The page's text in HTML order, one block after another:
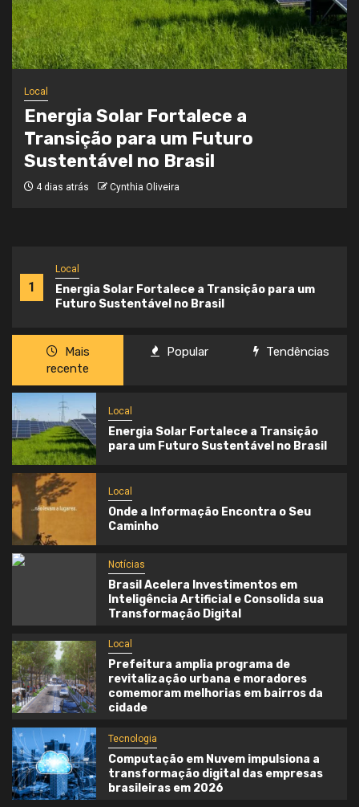
1
Local
Energia Solar Fortalece a Transição para um
Futuro Sustentável no Brasil
Local
Onde a Informação Encontra o Seu
Caminho
4 semanas atrás Cynthia Oliveira
Mais
recente
Popular Tendências
Local
Energia Solar Fortalece a Transição
para um Futuro Sustentável no Brasil
Local
Onde a Informação Encontra o Seu
Caminho
Notícias
Brasil Acelera Investimentos em
Inteligência Artificial e Consolida sua
Transformação Digital
Local
Prefeitura amplia programa de
revitalização urbana e moradores
comemoram melhorias em bairros da
cidade
Tecnologia
Computação em Nuvem impulsiona a
transformação digital das empresas
brasileiras em 2026